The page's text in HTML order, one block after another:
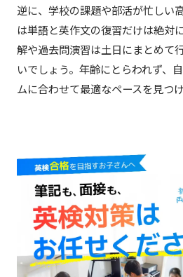
逆に、学校の課題や部活が忙しい
は単語と英作文の復習だけは絶対
解や過去問演習は土日にまとめて
いでしょう。年齢にとらわれず、
ムに合わせて最適なペースを見つ